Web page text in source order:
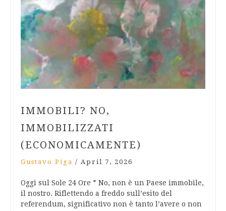
IMMOBILI? NO,
IMMOBILIZZATI
(ECONOMICAMENTE)
Gustavo Piga / April 7, 2026
Oggi sul Sole 24 Ore * No, non è un Paese immobile,
il nostro. Riflettendo a freddo sull’esito del
referendum, significativo non è tanto l’avere o non